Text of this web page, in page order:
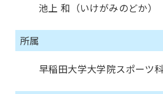
池上 和（いけがみのどか）
所属
早稲田大学大学院スポーツ